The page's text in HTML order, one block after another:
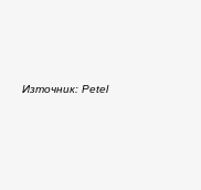
Източник: Petel